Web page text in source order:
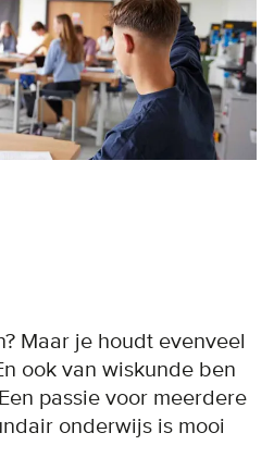
Maar je houdt evenveel
ook van wiskunde ben
passie voor meerdere
onderwijs is mooi